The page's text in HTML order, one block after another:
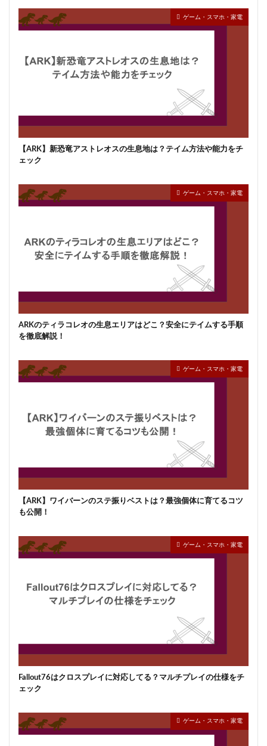
ゲーム・スマホ・家電
【ARK】新恐竜アストレオスの生息地は？テイム方法や能力をチ
ェック
ゲーム・スマホ・家電
ARKのティラコレオの生息エリアはどこ？安全にテイムする手順
を徹底解説！
ゲーム・スマホ・家電
【ARK】ワイバーンのステ振りベストは？最強個体に育てるコツ
も公開！
ゲーム・スマホ・家電
Fallout76はクロスプレイに対応してる？マルチプレイの仕様をチ
ェック
ゲーム・スマホ・家電